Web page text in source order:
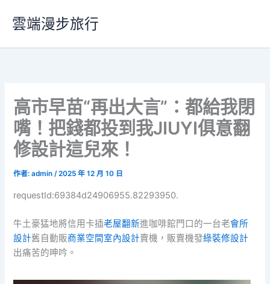
要
雲端漫步旅行
高市早苗“再出大言”：都給我閉
嘴！把錢都投到我JIUYI俱意翻
修設計這兒來！
作者:admin/2025 年 12 月 10 日
requestId:69384d24906955.82293950.
牛土豪猛地將信用卡插老屋翻新進咖啡館門口的一台老會所
設計舊自動販商業空間室內設計賣機，販賣機發綠裝修設計
出痛苦的呻吟。